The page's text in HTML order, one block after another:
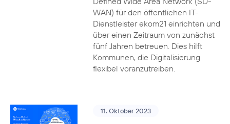
WAN) für den öffentlichen IT-
Dienstleister ekom21 einrichten und
über einen Zeitraum von zunächst
fünf Jahren betreuen. Dies hilft
Kommunen, die Digitalisierung
flexibel voranzutreiben.
11. Oktober 2023